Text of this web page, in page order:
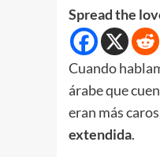
Spread the
Cuando
árabe que
eran más
extendida.